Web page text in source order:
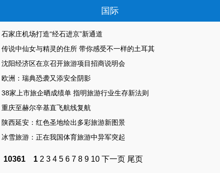
国际
石家庄机场打造“经石进京”新通道
传说中仙女与精灵的住所 带你感受不一样的土耳其
沈阳经济区在京召开旅游项目招商说明会
欧洲：瑞典恐袭又添安全阴影
38家上市旅企晒成绩单 指明旅游行业生存新法则
重庆至赫尔辛基直飞航线复航
陕西延安：红色圣地绘出多彩旅游新图景
冰雪旅游：正在我国体育旅游中异军突起
10361 1 2 3 4 5 6 7 8 9 10 下一页 尾页